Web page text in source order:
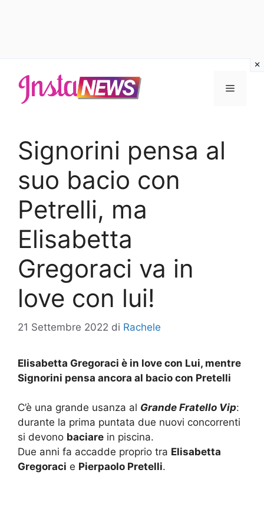
contenuto
Menu
Signorini pensa al
suo bacio con
Petrelli, ma
Elisabetta
Gregoraci va in
love con lui!
21 Settembre 2022 di Rachele
Elisabetta Gregoraci è in love con Lui, mentre
Signorini pensa ancora al bacio con Pretelli
C’è una grande usanza al Grande Fratello Vip:
durante la prima puntata due nuovi concorrenti
si devono baciare in piscina.
Due anni fa accadde proprio tra Elisabetta
Gregoraci e Pierpaolo Pretelli.